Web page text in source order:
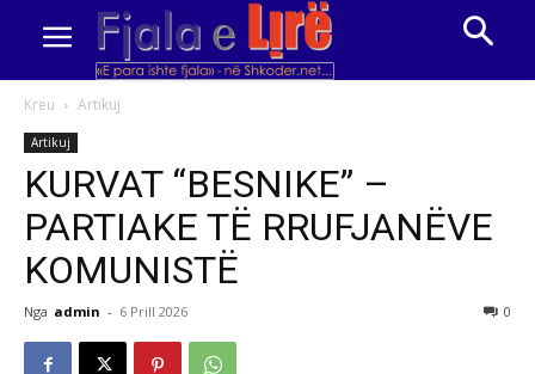
Kreu Artikuj
Artikuj
KURVAT “BESNIKE” –
PARTIAKE TË RRUFJANËVE
KOMUNISTË
Nga admin - 6 Prill 2026 0